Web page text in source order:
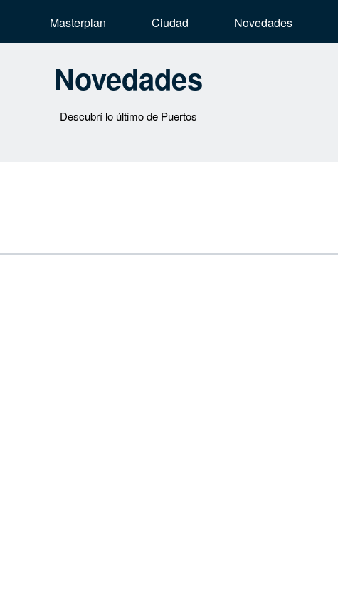
Masterplan Ciudad Novedades
Novedades
Descubrí lo último de Puertos